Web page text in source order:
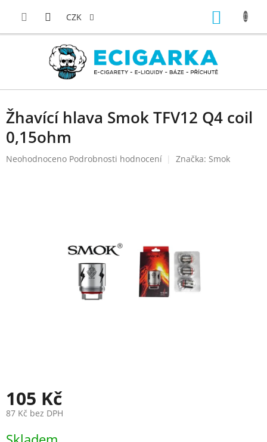
CZK
Žhavící hlava Smok TFV12 Q4 coil
0,15ohm
Průměrné
Neohodnoceno Podrobnosti hodnocení Značka: Smok
105 Kč
87 Kč bez DPH